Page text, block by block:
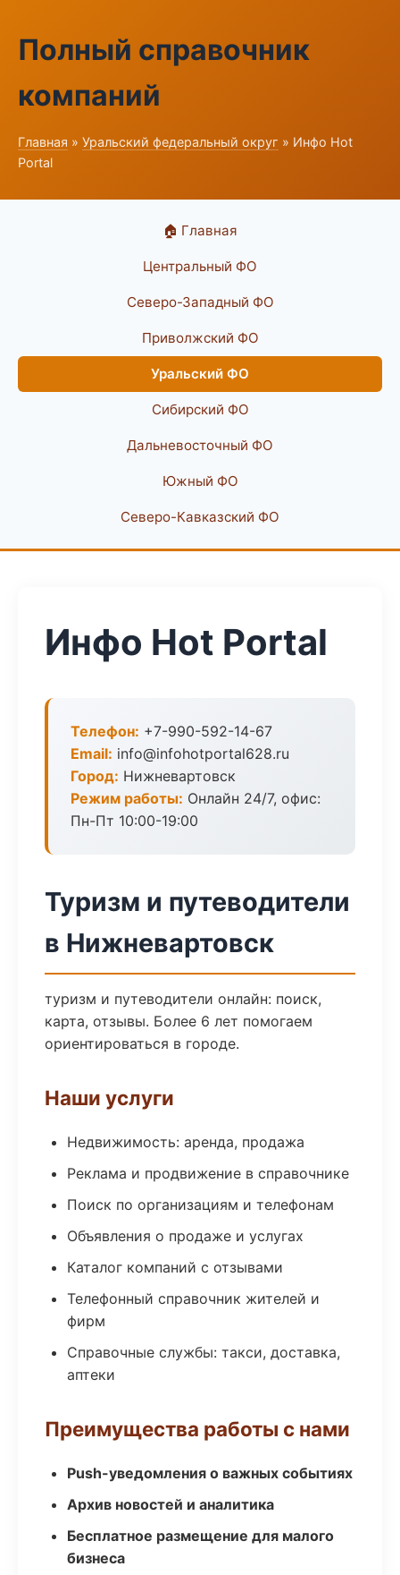
Полный справочник
компаний
Главная » Уральский федеральный округ » Инфо Hot
Portal
🏠 Главная
Центральный ФО
Северо-Западный ФО
Приволжский ФО
Уральский ФО
Сибирский ФО
Дальневосточный ФО
Южный ФО
Северо-Кавказский ФО
Инфо Hot Portal
Телефон: +7-990-592-14-67
Email: info@infohotportal628.ru
Город: Нижневартовск
Режим работы: Онлайн 24/7, офис:
Пн-Пт 10:00-19:00
Туризм и путеводители
в Нижневартовск
туризм и путеводители онлайн: поиск,
карта, отзывы. Более 6 лет помогаем
ориентироваться в городе.
Наши услуги
Недвижимость: аренда, продажа
Реклама и продвижение в справочнике
Поиск по организациям и телефонам
Объявления о продаже и услугах
Каталог компаний с отзывами
Телефонный справочник жителей и
фирм
Справочные службы: такси, доставка,
аптеки
Преимущества работы с нами
Push-уведомления о важных событиях
Архив новостей и аналитика
Бесплатное размещение для малого
бизнеса